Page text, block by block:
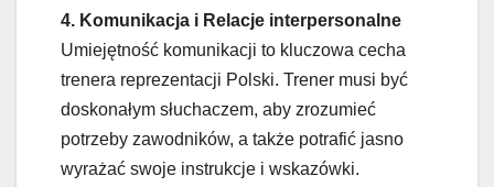
4. Komunikacja i Relacje interpersonalne
Umiejętność komunikacji to kluczowa cecha
trenera reprezentacji Polski. Trener musi być
doskonałym słuchaczem, aby zrozumieć
potrzeby zawodników, a także potrafić jasno
wyrażać swoje instrukcje i wskazówki.